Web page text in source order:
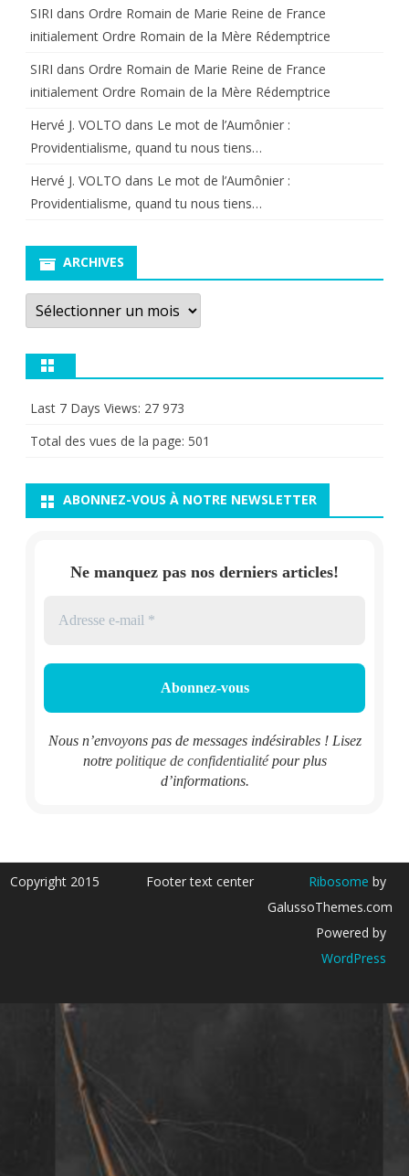
SIRI dans Ordre Romain de Marie Reine de France
initialement Ordre Romain de la Mère Rédemptrice
SIRI dans Ordre Romain de Marie Reine de France
initialement Ordre Romain de la Mère Rédemptrice
Hervé J. VOLTO dans Le mot de l’Aumônier :
Providentialisme, quand tu nous tiens…
Hervé J. VOLTO dans Le mot de l’Aumônier :
Providentialisme, quand tu nous tiens…
ARCHIVES
Archives
Last 7 Days Views: 27 973
Total des vues de la page: 501
ABONNEZ-VOUS À NOTRE NEWSLETTER
Ne manquez pas nos derniers articles!
Nous n’envoyons pas de messages indésirables ! Lisez
notre politique de confidentialitépour plus
d’informations.
Copyright 2015 Footer text center Ribosome by
GalussoThemes.com
Powered by
WordPress